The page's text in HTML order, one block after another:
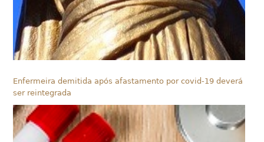
Enfermeira demitida após afastamento por covid-19 deverá
ser reintegrada